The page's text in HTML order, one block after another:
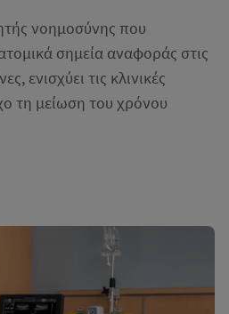
νοημοσύνης που
σημεία αναφοράς στις
ενισχύει τις κλινικές
τη μείωση του χρόνου